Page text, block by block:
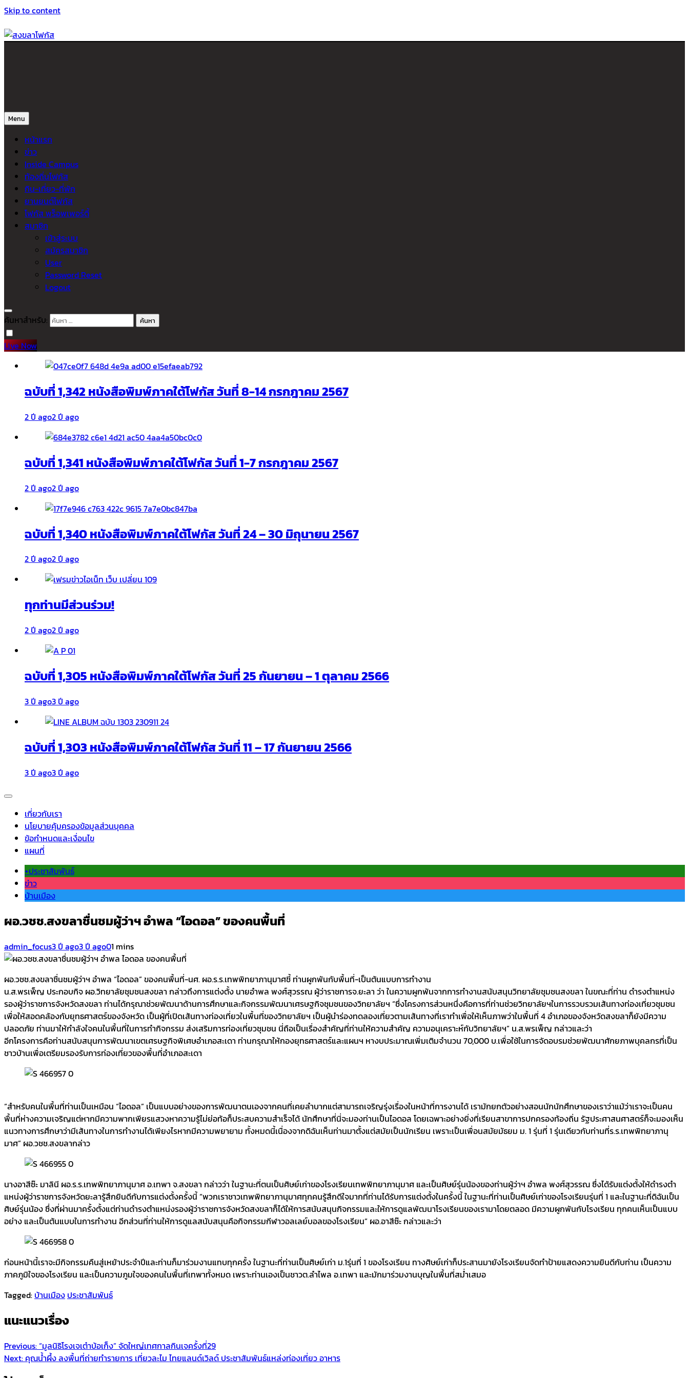
Skip to content
Menu
หน้าแรก
ข่าว
Inside Campus
ท้องถิ่นโฟกัส
กิน-เที่ยว-ที่พัก
ยานยนต์โฟกัส
โฟกัส พร็อพเพอร์ตี้
สมาชิก
เข้าสู่ระบบ
สมัครสมาชิก
User
Password Reset
Logout
ค้นหาสำหรับ:
Live Now
ฉบับที่ 1,342 หนังสือพิมพ์ภาคใต้โฟกัส วันที่ 8-14 กรกฎาคม 2567
2 ปี ago2 ปี ago
ฉบับที่ 1,341 หนังสือพิมพ์ภาคใต้โฟกัส วันที่ 1-7 กรกฎาคม 2567
2 ปี ago2 ปี ago
ฉบับที่ 1,340 หนังสือพิมพ์ภาคใต้โฟกัส วันที่ 24 – 30 มิถุนายน 2567
2 ปี ago2 ปี ago
ทุกท่านมีส่วนร่วม!
2 ปี ago2 ปี ago
ฉบับที่ 1,305 หนังสือพิมพ์ภาคใต้โฟกัส วันที่ 25 กันยายน – 1 ตุลาคม 2566
3 ปี ago3 ปี ago
ฉบับที่ 1,303 หนังสือพิมพ์ภาคใต้โฟกัส วันที่ 11 – 17 กันยายน 2566
3 ปี ago3 ปี ago
เกี่ยวกับเรา
นโยบายคุ้มครองข้อมูลส่วนบุคคล
ข้อกำหนดและเงื่อนไข
แผนที่
+ประชาสัมพันธ์
ข่าว
บ้านเมือง
ผอ.วชช.สงขลาชื่นชมผู้ว่าฯ อำพล “ไอดอล” ของคนพื้นที่
admin_focus3 ปี ago3 ปี ago01 mins
ผอ.วชช.สงขลาชื่นชมผู้ว่าฯ อำพล “ไอดอล” ของคนพื้นที่-นศ. ผอ.ร.ร.เทพพิทยาภานุมาศชี้ ท่านผูกพันกับพื้นที่-เป็นต้นแบบการทำงาน
น.ส.พรเพ็ญ ประกอบกิจ ผอ.วิทยาลัยชุมชนสงขลา กล่าวถึงการแต่งตั้ง นายอำพล พงศ์สุวรรณ ผู้ว่าราชการจ.ยะลา ว่า ในความผูกพันจากการทำงานสนับสนุนวิทยาลัยชุมชนสงขลา ในขณะที่ท่าน ดำรงตำแหน่ง
รองผู้ว่าราชการจังหวัดสงขลา ท่านได้กรุณาช่วยพัฒนาด้านการศึกษาและกิจกรรมพัฒนาเศรษฐกิจชุมชนของวิทยาลัยฯ “ซึ่งโครงการส่วนหนึ่งคือการที่ท่านช่วยวิทยาลัยฯในการรวบรวมเส้นทางท่องเที่ยวชุมชน
เพื่อให้สอดคล้องกับยุทธศาสตร์ของจังหวัด เป็นผู้ที่เปิดเส้นทางท่องเที่ยวในพื้นที่ของวิทยาลัยฯ เป็นผู้นำร่องทดลองเที่ยวตามเส้นทางที่เราทำเพื่อให้เห็นภาพว่าในพื้นที่ 4 อำเภอของจังหวัดสงขลาก็ยังมีความ
ปลอดภัย ท่านมาให้กำลังใจคนในพื้นที่ในการทำกิจกรรม ส่งเสริมการท่องเที่ยวชุมชน นี่ถือเป็นเรื่องสำคัญที่ท่านให้ความสำคัญ ความอนุเคราะห์กับวิทยาลัยฯ” น.ส.พรเพ็ญ กล่าวและว่า
อีกโครงการคือท่านสนับสนุนการพัฒนาเขตเศรษฐกิจพิเศษอำเภอสะเดา ท่านกรุณาให้กองยุทธศาสตร์และแผนฯ หางบประมาณเพิ่มเติมจำนวน 70,000 บ.เพื่อใช้ในการจัดอบรมช่วยพัฒนาศักยภาพบุคลกรที่เป็น
ชาวบ้านเพื่อเตรียมรองรับการท่องเที่ยวของพื้นที่อำเภอสะเดา
“สำหรับคนในพื้นที่ท่านเป็นเหมือน “ไอดอล” เป็นแบบอย่างของการพัฒนาตนเองจากคนที่เคยลำบากแต่สามารถเจริญรุ่งเรื่องในหน้าที่การงานได้ เรามักยกตัวอย่างสอนนักนักศึกษาของเราว่าแม้ว่าเราจะเป็นคน
พื้นที่ห่างความเจริญแต่หากมีความพากเพียรแสวงหาความรู้ไม่ย่อท้อก็ประสบความสำเร็จได้ นักศึกษาที่นี่จะมองท่านเป็นไอดอล โดยเฉพาะอย่างยิ่งที่เรียนสาขาการปกครองท้องถิ่น รัฐประศาสนศาสตร์ก็จะมองเห็น
แนวทางการศึกษาว่ามีเส้นทางในการทำงานได้เพียงไรหากมีความพยายาม ทั้งหมดนี้เนื่องจากดิฉันเห็นท่านมาตั้งแต่สมัยเป็นนักเรียน เพราะเป็นเพื่อนสมัยมัธยม ม. 1 รุ่นที่ 1 รุ่นเดียวกับท่านที่ร.ร.เทพพิทยาภานุ
มาศ” ผอ.วชช.สงขลากล่าว
นางอาสีซ๊ะ มาลินี ผอ.ร.ร.เทพพิทยาภานุมาศ อ.เทพา จ.สงขลา กล่าวว่า ในฐานะที่ตนเป็นศิษย์เก่าของโรงเรียนเทพพิทยาภานุมาศ และเป็นศิษย์รุ่นน้องของท่านผู้ว่าฯ อำพล พงศ์สุวรรณ ซึ่งได้รับแต่งตั้งให้ดํารงตํา
แหน่งผู้ว่าราชการจังหวัดยะลารู้สึกยินดีกับการแต่งตั้งครั้งนี้ “พวกเราชาวเทพพิทยาภานุมาศทุกคนรู้สึกดีใจมากที่ท่านได้รับการแต่งตั้งในครั้งนี้ ในฐานะที่ท่านเป็นศิษย์เก่าของโรงเรียนรุ่นที่ 1 และในฐานะที่ดิฉันเป็น
ศิษย์รุ่นน้อง ซึ่งที่ผ่านมาครั้งตั้งแต่ท่านดำรงตำแหน่งรองผู้ว่าราชการจังหวัดสงขลาก็ได้ให้การสนับสนุนกิจกรรมและให้การดูแลพัฒนาโรงเรียนของเรามาโดยตลอด มีความผูกพันกับโรงเรียน ทุกคนเห็นเป็นแบบ
อย่าง และเป็นต้นแบบในการทำงาน อีกส่วนที่ท่านให้การดูแลสนับสนุนคือกิจกรรมกีฬาวอลเลย์บอลของโรงเรียน” ผอ.อาสีซ๊ะ กล่าวและว่า
ก่อนหน้านี้เราจะมีกิจกรรมคืนสู่เหย้าประจำปีและท่านก็มาร่วมงานแทบทุกครั้ง ในฐานะที่ท่านเป็นศิษย์เก่า ม.1รุ่นที่ 1 ของโรงเรียน ทางศิษย์เก่าก็ประสานมายังโรงเรียนจัดทำป้ายแสดงความยินดีกับท่าน เป็นความ
ภาคภูมิใจของโรงเรียน และเป็นความภูมใจของคนในพื้นที่เทพาทั้งหมด เพราะท่านเองเป็นชาวต.ลำไพล อ.เทพา และมักมาร่วมงานบุญในพื้นที่สม่ำเสมอ
Tagged: บ้านเมือง ประชาสัมพันธ์
แนะแนวเรื่อง
Previous:“มูลนิธิโรงเจเต๋าบ้อเก็ง” จัดใหญ่เทศกาลกินเจครั้งที่29
Next: คุณน้ำผึ้ง ลงพื้นที่ถ่ายทำรายการ เที่ยวละไม ไทยแลนด์เวิลด์ ประชาสัมพันธ์แหล่งท่องเที่ยว อาหาร